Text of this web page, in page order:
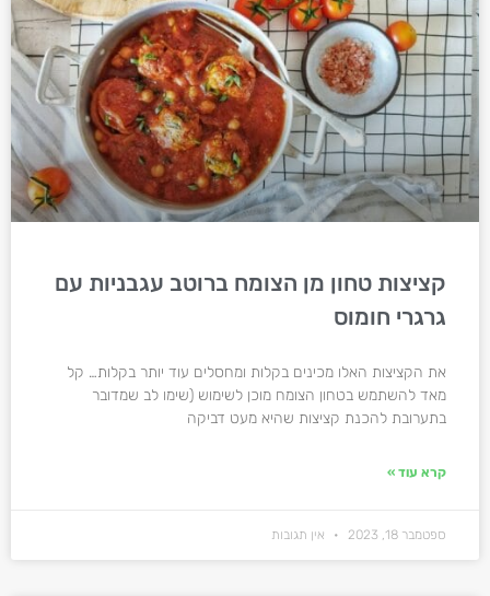
קציצות טחון מן הצומח ברוטב עגבניות עם
גרגרי חומוס
את הקציצות האלו מכינים בקלות ומחסלים עוד יותר בקלות… קל
מאד להשתמש בטחון הצומח מוכן לשימוש (שימו לב שמדובר
בתערובת להכנת קציצות שהיא מעט דביקה
קרא עוד »
ספטמבר 18, 2023 אין תגובות